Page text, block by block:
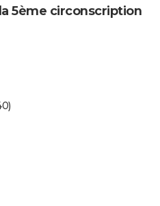
5ème circonscription